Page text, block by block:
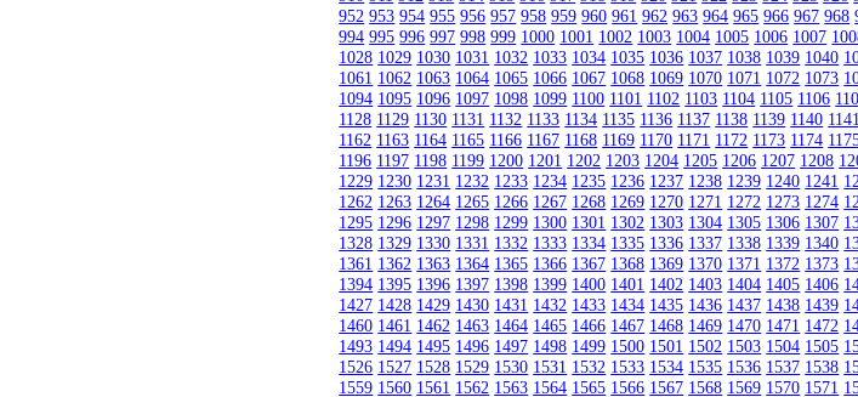
952 953 954 955 956 957 958 959 960 961 962 963 964 965 966 967 968
994 995 996 997 998 999 1000 1001 1002 1003 1004 1005 1006 1007
1028 1029 1030 1031 1032 1033 1034 1035 1036 1037 1038 1039 1040
1061 1062 1063 1064 1065 1066 1067 1068 1069 1070 1071 1072 1073
1094 1095 1096 1097 1098 1099 1100 1101 1102 1103 1104 1105 1106
1128 1129 1130 1131 1132 1133 1134 1135 1136 1137 1138 1139 1140 1141
1162 1163 1164 1165 1166 1167 1168 1169 1170 1171 1172 1173 1174
1196 1197 1198 1199 1200 1201 1202 1203 1204 1205 1206 1207 1208
1229 1230 1231 1232 1233 1234 1235 1236 1237 1238 1239 1240 1241
1262 1263 1264 1265 1266 1267 1268 1269 1270 1271 1272 1273 1274
1295 1296 1297 1298 1299 1300 1301 1302 1303 1304 1305 1306 1307
1328 1329 1330 1331 1332 1333 1334 1335 1336 1337 1338 1339 1340
1361 1362 1363 1364 1365 1366 1367 1368 1369 1370 1371 1372 1373
1394 1395 1396 1397 1398 1399 1400 1401 1402 1403 1404 1405 1406
1427 1428 1429 1430 1431 1432 1433 1434 1435 1436 1437 1438 1439
1460 1461 1462 1463 1464 1465 1466 1467 1468 1469 1470 1471 1472
1493 1494 1495 1496 1497 1498 1499 1500 1501 1502 1503 1504 1505
1526 1527 1528 1529 1530 1531 1532 1533 1534 1535 1536 1537 1538
1559 1560 1561 1562 1563 1564 1565 1566 1567 1568 1569 1570 1571